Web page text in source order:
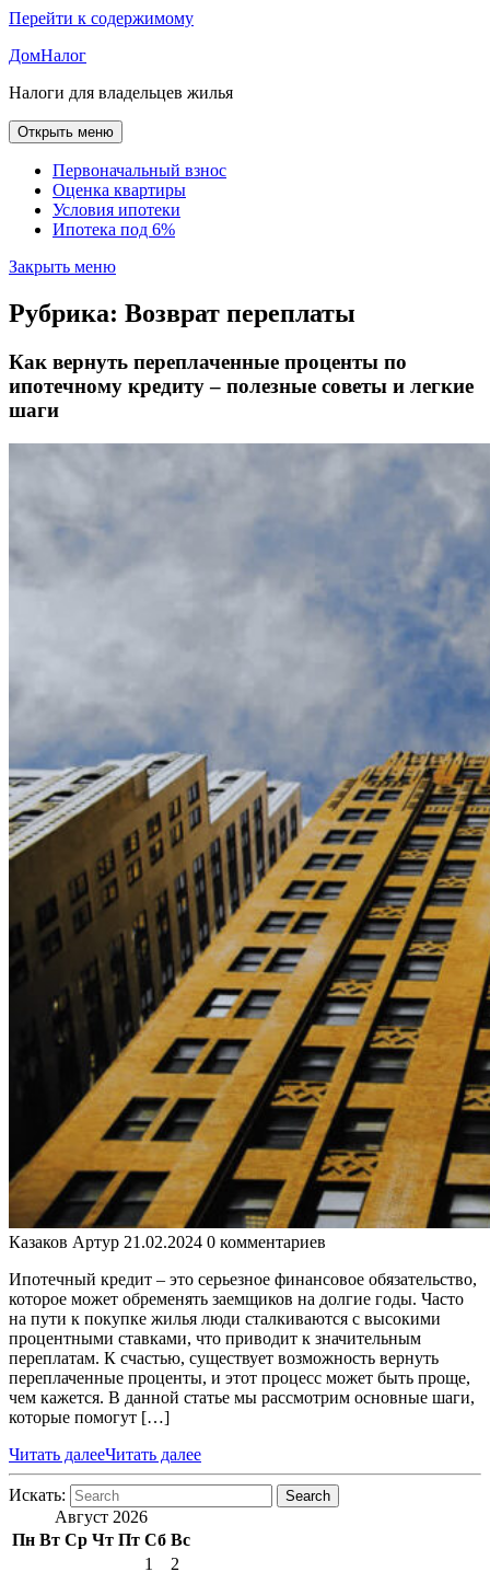
Перейти к содержимому
ДомНалог
Налоги для владельцев жилья
Открыть меню
Первоначальный взнос
Оценка квартиры
Условия ипотеки
Ипотека под 6%
Закрыть меню
Рубрика: Возврат переплаты
Как вернуть переплаченные проценты по
ипотечному кредиту – полезные советы и легкие
шаги
Казаков Артур 21.02.2024 0 комментариев
Ипотечный кредит – это серьезное финансовое обязательство,
которое может обременять заемщиков на долгие годы. Часто
на пути к покупке жилья люди сталкиваются с высокими
процентными ставками, что приводит к значительным
переплатам. К счастью, существует возможность вернуть
переплаченные проценты, и этот процесс может быть проще,
чем кажется. В данной статье мы рассмотрим основные шаги,
которые помогут […]
Читать далееЧитать далее
Искать: Search
Август 2026
Пн Вт Ср Чт Пт Сб Вс
1
2